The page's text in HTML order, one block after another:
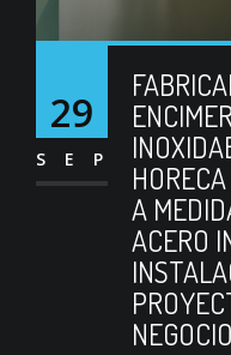
29
SEP
A
ACERO